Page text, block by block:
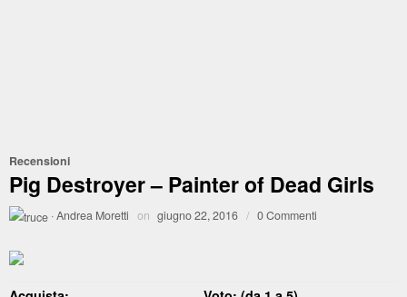
Recensioni
Pig Destroyer – Painter of Dead Girls
·Andrea Moretti on giugno 22, 2016 / 0 Commenti